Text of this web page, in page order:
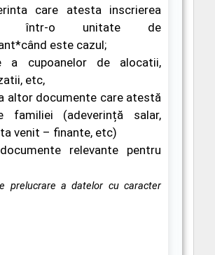
care atesta inscrierea
într-o unitate de
este cazul;
a cupoanelor de alocatii,
etc,
altor documente care atestă
familiei (adeverință salar,
venit – finante, etc)
relevante pentru
prelucrare a datelor cu caracter